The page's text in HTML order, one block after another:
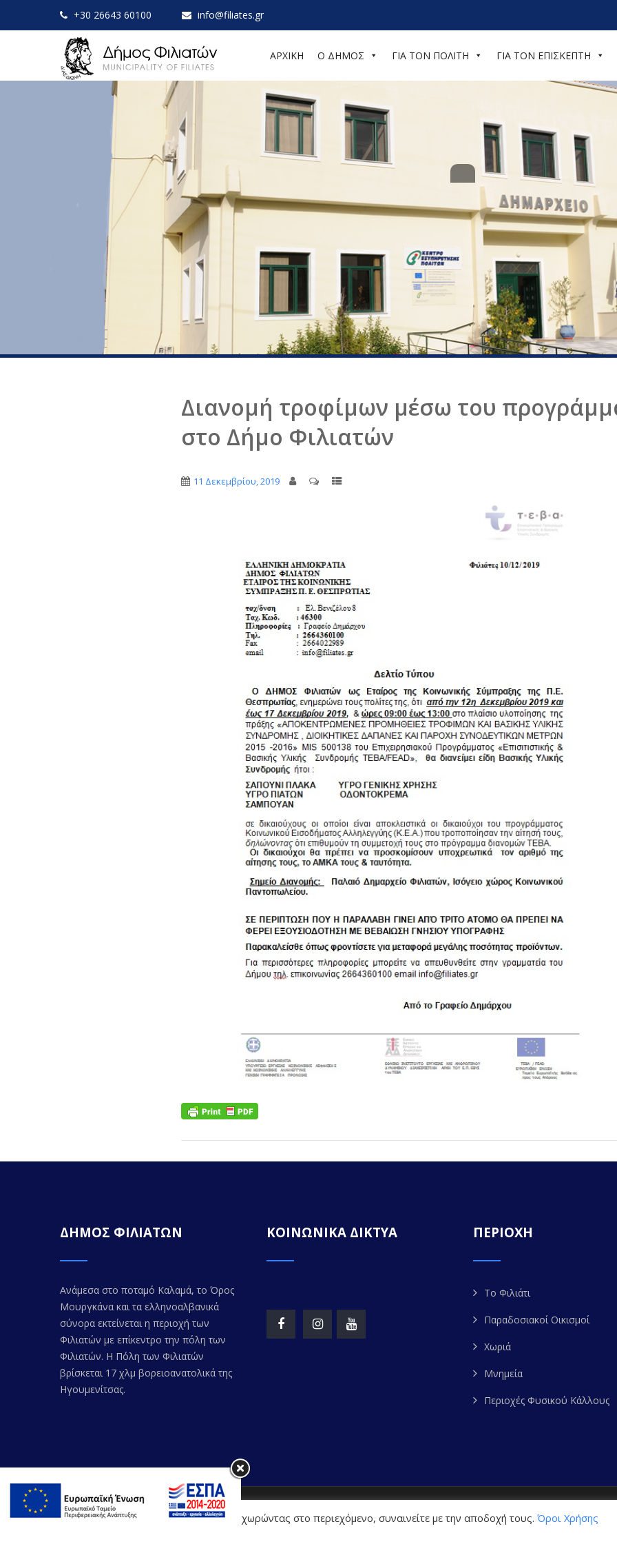
+30 26643 60100 info@filiates.gr
ΑΡΧΙΚΗ Ο ΔΗΜΟΣ ΓΙΑ ΤΟΝ ΠΟΛΙΤΗ ΓΙΑ ΤΟΝ ΕΠΙΣΚΕΠΤΗ
Διανομή τροφίμων μέσω του
στο Δήμο Φιλιατών
11 Δεκεμβρίου, 2019
ΔΗΜΟΣ ΦΙΛΙΑΤΩΝ
Ανάμεσα στο ποταμό Καλαμά, το Όρος
Μουργκάνα και τα ελληνοαλβανικά
σύνορα εκτείνεται η περιοχή των
Φιλιατών με επίκεντρο την πόλη των
Φιλιατών. Η Πόλη των Φιλιατών
βρίσκεται 17 χλμ βορειοανατολικά της
Ηγουμενίτσας.
ΚΟΙΝΩΝΙΚΑ ΔΙΚΤΥΑ ΠΕΡΙΟΧΗ
Το Φιλιάτι
Παραδοσιακοί Οικισμοί
Χωριά
Μνημεία
Περιοχές Φυσικού Κάλλους
© Copyright 2020. FILIATES.GR | All Rights Reserved. Powered by
Η Διαδικτυακή Πύλη χρησιμοποιεί cookies. Προχωρώντας στο περιεχόμενο, συναινείτε με την αποδοχή τους. Όροι Χρήσης